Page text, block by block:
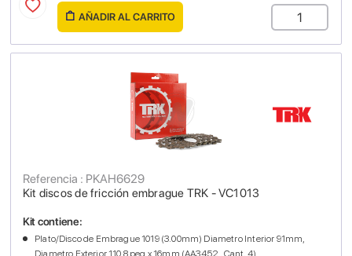
AÑADIR AL CARRITO
Kit discos de fricción embrague TRK - VC1013
Referencia : PKAH6629
Kit contiene:
Plato/Disco de Embrague 1019 (3.00mm) Diametro Interior 91mm,
Diametro Exterior 110 8 peg x 16mm (AA3452 , Cant. 4)